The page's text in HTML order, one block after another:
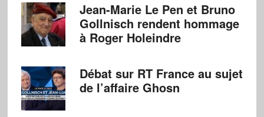
Jean-Marie Le Pen et Bruno
Gollnisch rendent hommage
à Roger Holeindre
Débat sur RT France au sujet
de l’affaire Ghosn